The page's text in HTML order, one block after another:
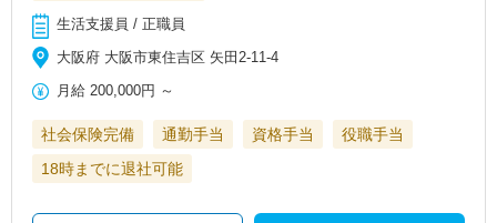
生活支援員 / 正職員
大阪府 大阪市東住吉区 矢田2-11-4
月給 200,000円 ～
社会保険完備 通勤手当 資格手当
役職手当
18時までに退社可能